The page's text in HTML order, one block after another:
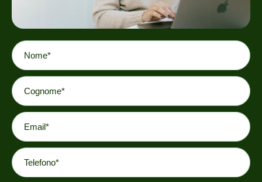
Nome
Cognome
Email*
Recapito telefonico*